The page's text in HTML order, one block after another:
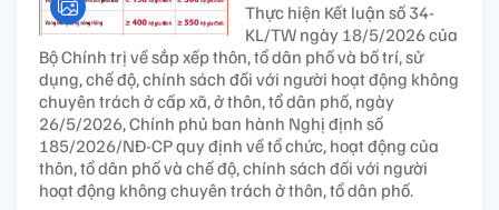
Thực hiện Kết luận số 34-
KL/TW ngày 18/5/2026 của
Bộ Chính trị về sắp xếp thôn, tổ dân phố và bố trí, sử
dụng, chế độ, chính sách đối với người hoạt động không
chuyên trách ở cấp xã, ở thôn, tổ dân phố, ngày
26/5/2026, Chính phủ ban hành Nghị định số
185/2026/NĐ-CP quy định về tổ chức, hoạt động của
thôn, tổ dân phố và chế độ, chính sách đối với người
hoạt động không chuyên trách ở thôn, tổ dân phố.